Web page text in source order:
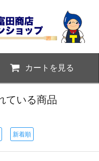
カートを見る
ている商品
新着順